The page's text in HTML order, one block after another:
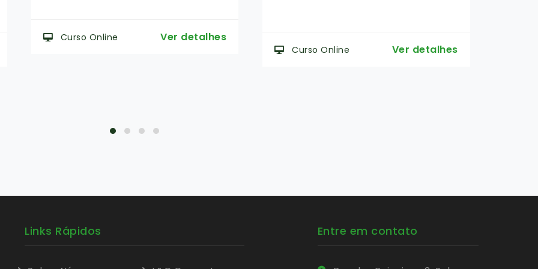
Links Rápidos Entre em contato